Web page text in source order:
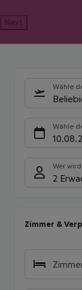
Next
Wähle
Wähle
Wer
2
Zimmer &